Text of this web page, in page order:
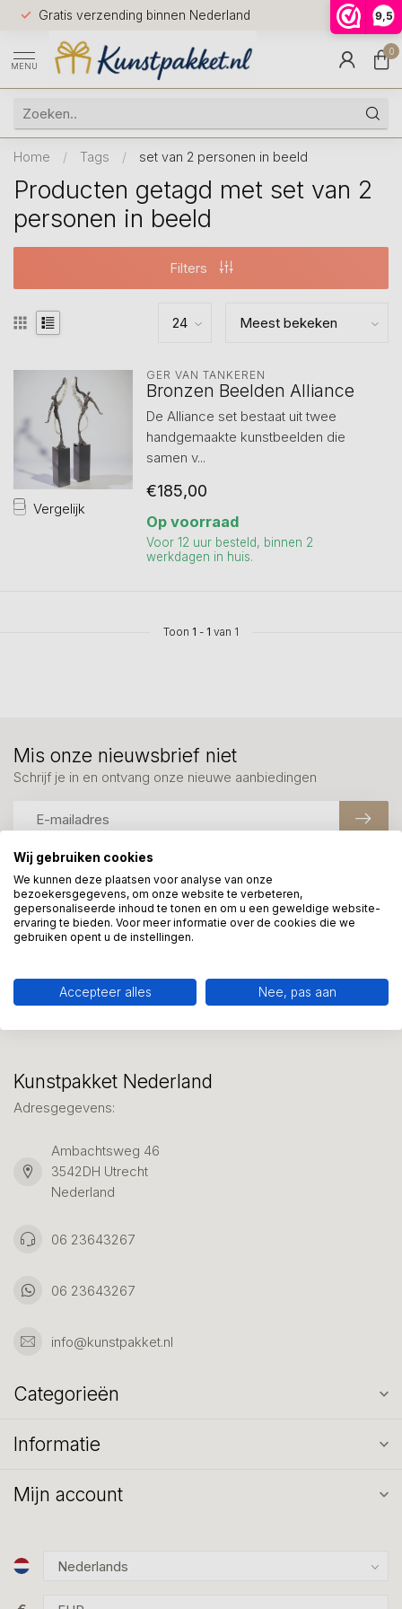
9,5
Gratis verzending binnen Nederland
Voor
huis
9.5
MENU
0
Home / Tags / set van 2 personen in beeld
Producten getagd met set van 2
personen in beeld
Filters
Vergelijk
GER VAN TANKEREN
Bronzen Beelden Alliance
De Alliance set bestaat uit twee
handgemaakte kunstbeelden die
samen v...
€185,00
Op voorraad
Voor 12 uur besteld, binnen 2
werkdagen in huis.
Toon 1 - 1 van 1
Meer informatie?
We helpen graag met uw keuze of geven advies, bel of app
ons 7 dagen per week: 06-23643267
Klantenservice
Mis onze nieuwsbrief niet
Schrijf je in en ontvang onze nieuwe aanbiedingen
Kunstpakket Nederland
Adresgegevens:
Ambachtsweg 46
3542DH Utrecht
Nederland
06 23643267
06 23643267
info@kunstpakket.nl
Categorieën
Informatie
Mijn account
Wij gebruiken cookies
We kunnen deze plaatsen voor analyse van onze
bezoekersgegevens, om onze website te verbeteren,
gepersonaliseerde inhoud te tonen en om u een geweldige website-
ervaring te bieden. Voor meer informatie over de cookies die we
gebruiken opent u de instellingen.
Accepteer alles Nee, pas aan